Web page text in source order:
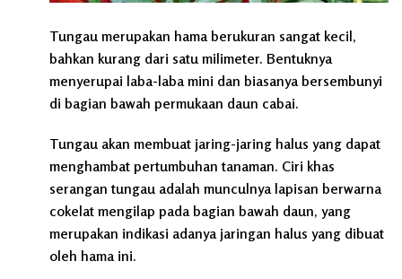
Tungau merupakan hama berukuran sangat kecil,
bahkan kurang dari satu milimeter. Bentuknya
menyerupai laba-laba mini dan biasanya bersembunyi
di bagian bawah permukaan daun cabai.
Tungau akan membuat jaring-jaring halus yang dapat
menghambat pertumbuhan tanaman. Ciri khas
serangan tungau adalah munculnya lapisan berwarna
cokelat mengilap pada bagian bawah daun, yang
merupakan indikasi adanya jaringan halus yang dibuat
oleh hama ini.